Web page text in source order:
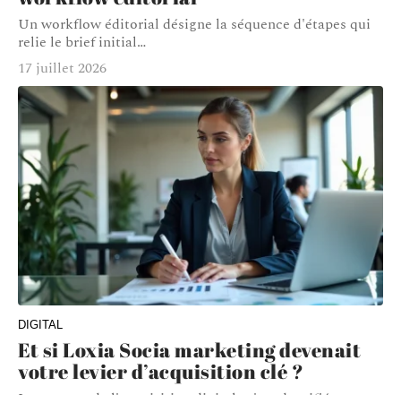
Un workflow éditorial désigne la séquence d'étapes qui
relie le brief initial…
17 juillet 2026
DIGITAL
Et si Loxia Socia marketing devenait
votre levier d’acquisition clé ?